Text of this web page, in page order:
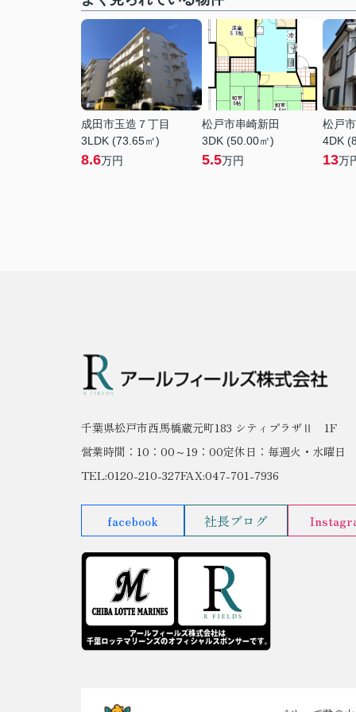
成田市玉造７丁目
3LDK (73.65㎡)
8.6万円
松戸市串崎新田
3DK (50.00㎡)
5.5万円
松戸
4DK
13万
千葉県松戸市西馬橋蔵元町183 シティプラザⅡ 1F
営業時間：10：00～19：00定休日：毎週火・水曜日
TEL:0120-210-327FAX:047-701-7936
facebook 社長ブログ